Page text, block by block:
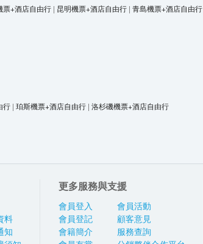
票+酒店自由行 | 昆明機票+酒店自由行 | 青島機票+酒店自由行
行 | 珀斯機票+酒店自由行 | 洛杉磯機票+酒店自由行
料
知
更多服務與支援
會員登入
會員登記
會籍簡介
會員活動
顧客意見
服務查詢